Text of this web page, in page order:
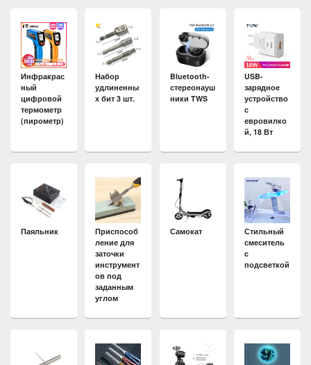
Инфракрас
ный
цифровой
термометр
(пирометр)
Набор
удлиненны
х бит 3 шт.
Bluetooth-
стереонауш
ники TWS
USB-
зарядное
устройство
с
евровилко
й, 18 Вт
Паяльник
Приспособ
ление для
заточки
инструмент
ов под
заданным
углом
Самокат
Стильный
смеситель
c
подсветкой